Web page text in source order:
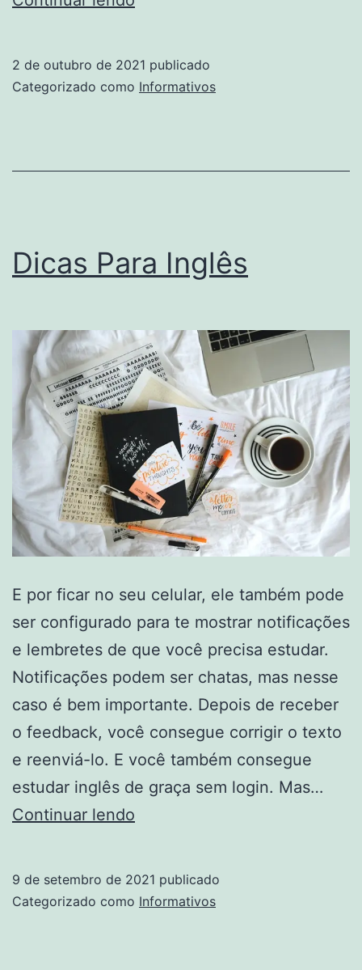
Whatsapp
2 de outubro de 2021 publicado
Categorizado como Informativos
Dicas Para Inglês
E por ficar no seu celular, ele também pode
ser configurado para te mostrar notificações
e lembretes de que você precisa estudar.
Notificações podem ser chatas, mas nesse
caso é bem importante. Depois de receber
o feedback, você consegue corrigir o texto
e reenviá-lo. E você também consegue
estudar inglês de graça sem login. Mas…
Continuar lendo
9 de setembro de 2021 publicado
Categorizado como Informativos